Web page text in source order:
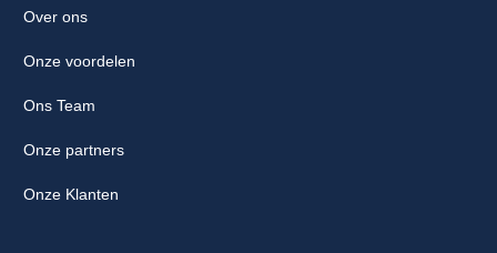
Over ons
Onze voordelen
Ons Team
Onze partners
Onze Klanten